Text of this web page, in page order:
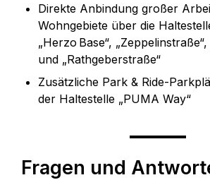
Direkte Anbindung großer
Wohngebiete über die
„Herzo Base“,
und „Rathgeberstraße“
Zusätzliche Park & Ride-
der Haltestelle „PUMA Way“
Fragen und